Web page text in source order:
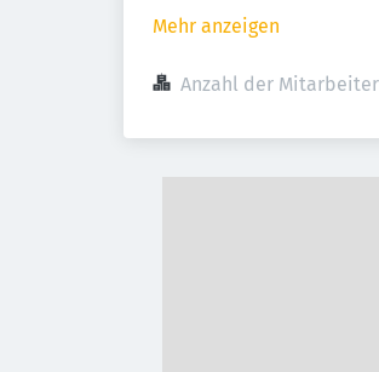
Mehr anzeigen
Anzahl der Mitarbeiter